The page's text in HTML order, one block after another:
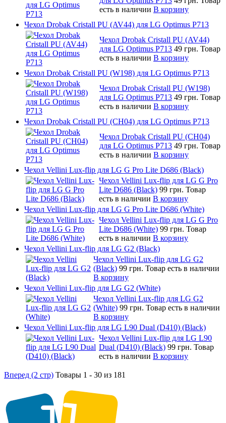
есть в наличии В корзину
Чехол Drobak Cristall PU (AV44) для LG Optimus P713
Чехол Drobak Cristall PU (AV44)
для LG Optimus P713 49 грн. Товар
есть в наличии В корзину
Чехол Drobak Cristall PU (W198) для LG Optimus P713
Чехол Drobak Cristall PU (W198)
для LG Optimus P713 49 грн. Товар
есть в наличии В корзину
Чехол Drobak Cristall PU (CH04) для LG Optimus P713
Чехол Drobak Cristall PU (CH04)
для LG Optimus P713 49 грн. Товар
есть в наличии В корзину
Чехол Vellini Lux-flip для LG G Pro Lite D686 (Black)
Чехол Vellini Lux-flip для LG G Pro
Lite D686 (Black) 99 грн. Товар
есть в наличии В корзину
Чехол Vellini Lux-flip для LG G Pro Lite D686 (White)
Чехол Vellini Lux-flip для LG G Pro
Lite D686 (White) 99 грн. Товар
есть в наличии В корзину
Чехол Vellini Lux-flip для LG G2 (Black)
Чехол Vellini Lux-flip для LG G2
(Black) 99 грн. Товар есть в наличии
В корзину
Чехол Vellini Lux-flip для LG G2 (White)
Чехол Vellini Lux-flip для LG G2
(White) 99 грн. Товар есть в наличии
В корзину
Чехол Vellini Lux-flip для LG L90 Dual (D410) (Black)
Чехол Vellini Lux-flip для LG L90
Dual (D410) (Black) 99 грн. Товар
есть в наличии В корзину
Вперед (2 стр) Товары 1 - 30 из 181